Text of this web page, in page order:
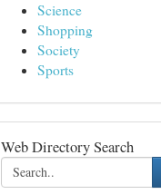
Science
Shopping
Society
Sports
Web Directory Search